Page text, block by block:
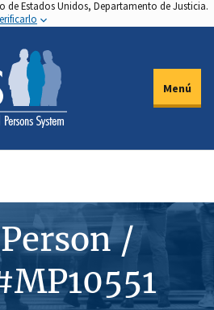
de Estados Unidos, Departamento de Justicia.
Menú
/